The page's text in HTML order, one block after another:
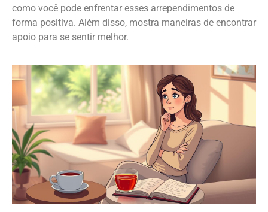
como você pode enfrentar esses arrependimentos de
forma positiva. Além disso, mostra maneiras de encontrar
apoio para se sentir melhor.